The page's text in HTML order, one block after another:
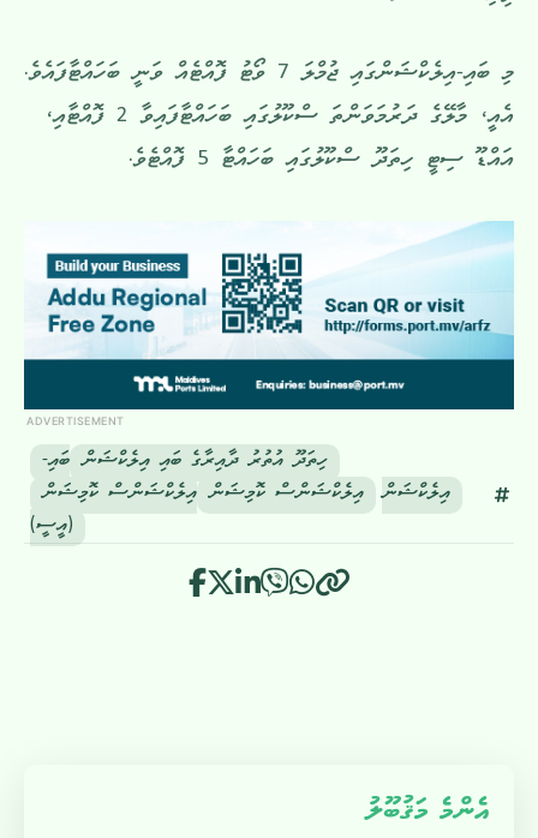
މި ބައި-އިލެކްޝަންގައި ޖުމްލަ 7 ވޯޓު ފޮއްޓެއް ވަނީ ބަހައްޓާފައެވެ.
އެއީ، މާލޭގެ ދަރުމަވަންތަ ސްކޫލުގައި ބަހައްޓާފައިވާ 2 ފޮއްޓާއި،
އައްޑޫ ސިޓީ ހިތަދޫ ސްކޫލުގައި ބަހައްޓާ 5 ފޮއްޓެވެ.
ADVERTISEMENT
ހިތަދޫ އުތުރު ދާއިރާގެ ބައި އިލެކްޝަން ބައި-
އިލެކްޝަން
އިލެކްޝަންސް ކޮމިޝަން އިލެކްޝަންސް ކޮމިޝަން
(އީސީ)
އެންމެ މަޤުބޫލު